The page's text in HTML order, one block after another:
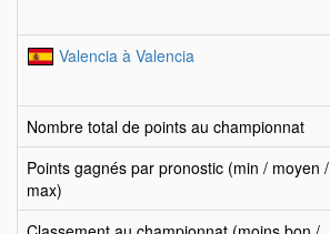
Valencia à Valencia
Nombre total de points au championnat
Points gagnés par pronostic (min / moyen /
max)